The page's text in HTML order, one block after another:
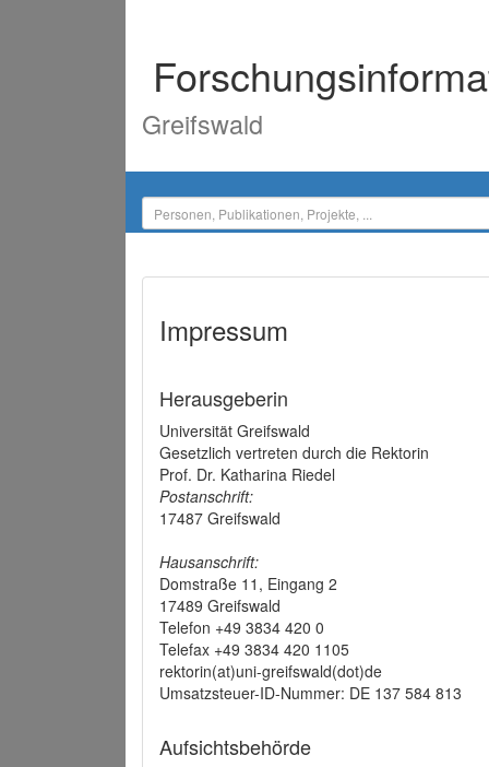
Greifswald
Impressum
Herausgeberin
Universität Greifswald
Gesetzlich vertreten durch die Rektorin
Prof. Dr. Katharina Riedel
Postanschrift:
17487 Greifswald
Hausanschrift:
Domstraße 11, Eingang 2
17489 Greifswald
Telefon +49 3834 420 0
Telefax +49 3834 420 1105
rektorin(at)uni-greifswald(dot)de
Umsatzsteuer-ID-Nummer: DE 137 584 813
Aufsichtsbehörde